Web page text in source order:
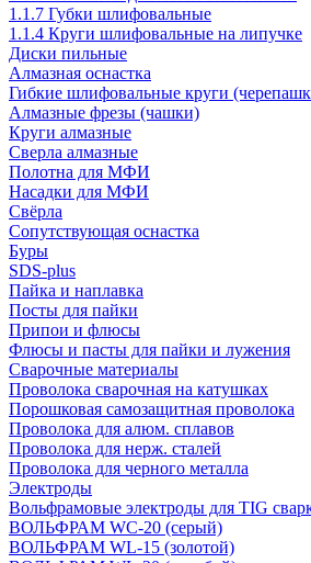
1.1.7 Губки шлифовальные
1.1.4 Круги шлифовальные на липучке
Диски пильные
Алмазная оснастка
Гибкие шлифовальные круги
Алмазные фрезы (чашки)
Круги алмазные
Сверла алмазные
Полотна для МФИ
Насадки для МФИ
Свёрла
Сопутствующая оснастка
Буры
SDS-plus
Пайка и наплавка
Посты для пайки
Припои и флюсы
Флюсы и пасты для пайки и лужения
Сварочные материалы
Проволока сварочная на катушках
Порошковая самозащитная проволока
Проволока для алюм. сплавов
Проволока для нерж. сталей
Проволока для черного металла
Электроды
Вольфрамовые электроды для TIG
ВОЛЬФРАМ WC-20 (серый)
ВОЛЬФРАМ WL-15 (золотой)